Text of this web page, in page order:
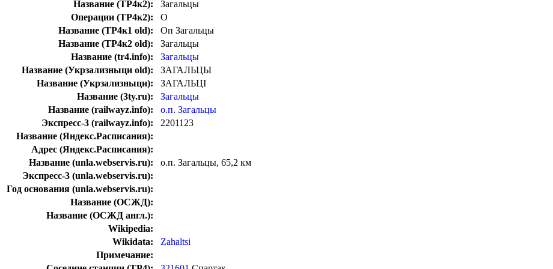
Название (ТР4к2):
Загальцы
Операции (ТР4к2):
О
Название (ТР4к1 old):
Оп Загальцы
Название (ТР4к2 old):
Загальцы
Название (tr4.info):
Загальцы
Название (Укрзализныци old):
ЗАГАЛЬЦЫ
Название (Укрзализныци):
ЗАГАЛЬЦІ
Название (3ty.ru):
Загальцы
Название (railwayz.info):
о.п. Загальцы
Экспресс-3 (railwayz.info):
2201123
Название (Яндекс.Расписания):
Адрес (Яндекс.Расписания):
Название (unla.webservis.ru):
о.п. Загальцы, 65,2 км
Экспресс-3 (unla.webservis.ru):
Год основания (unla.webservis.ru):
Название (ОСЖД):
Название (ОСЖД англ.):
Wikipedia:
Wikidata:
Zahaltsi
Примечание: